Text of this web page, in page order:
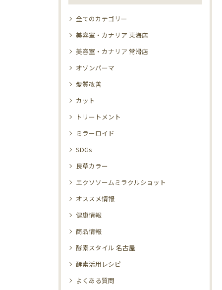
全てのカテゴリー
美容室・カナリア 東海店
美容室・カナリア 常滑店
オゾンパーマ
髪質改善
カット
トリートメント
ミラーロイド
SDGs
良草カラー
エクソソームミラクルショット
オススメ情報
健康情報
商品情報
酵素スタイル 名古屋
酵素活用レシピ
よくある質問